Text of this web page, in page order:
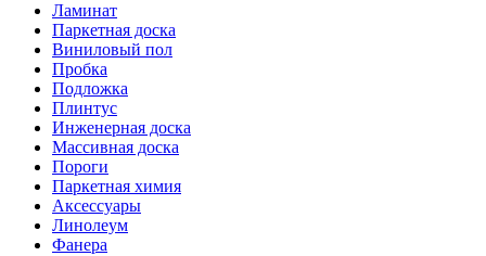
Ламинат
Паркетная доска
Виниловый пол
Пробка
Подложка
Плинтус
Инженерная доска
Массивная доска
Пороги
Паркетная химия
Аксессуары
Линолеум
Фанера